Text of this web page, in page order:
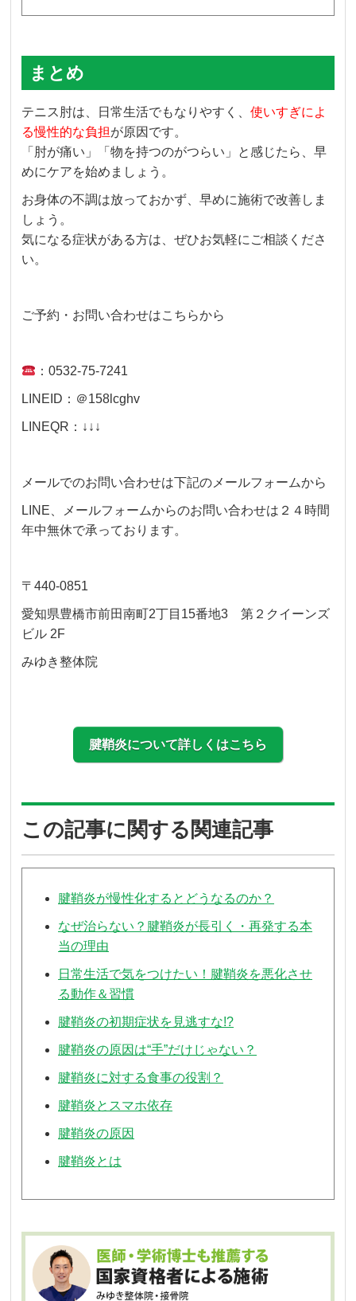
まとめ
テニス肘は、日常生活でもなりやすく、使いすぎによ
る慢性的な負担が原因です。
「肘が痛い」「物を持つのがつらい」と感じたら、早
めにケアを始めましょう。
お身体の不調は放っておかず、早めに施術で改善しま
しょう。
気になる症状がある方は、ぜひお気軽にご相談くださ
い。
ご予約・お問い合わせはこちらから
：0532-75-7241
LINEID：＠158lcghv
LINEQR：↓↓↓
メールでのお問い合わせは下記のメールフォームから
LINE、メールフォームからのお問い合わせは２４時間
年中無休で承っております。
〒440-0851
愛知県豊橋市前田南町2丁目15番地3 第２クイーンズ
ビル 2F
みゆき整体院
腱鞘炎について詳しくはこちら
この記事に関する関連記事
腱鞘炎が慢性化するとどうなるのか？
なぜ治らない？腱鞘炎が長引く・再発する本
当の理由
日常生活で気をつけたい！腱鞘炎を悪化させ
る動作＆習慣
腱鞘炎の初期症状を見逃すな!?
腱鞘炎の原因は“手”だけじゃない？
腱鞘炎に対する食事の役割？
腱鞘炎とスマホ依存
腱鞘炎の原因
腱鞘炎とは